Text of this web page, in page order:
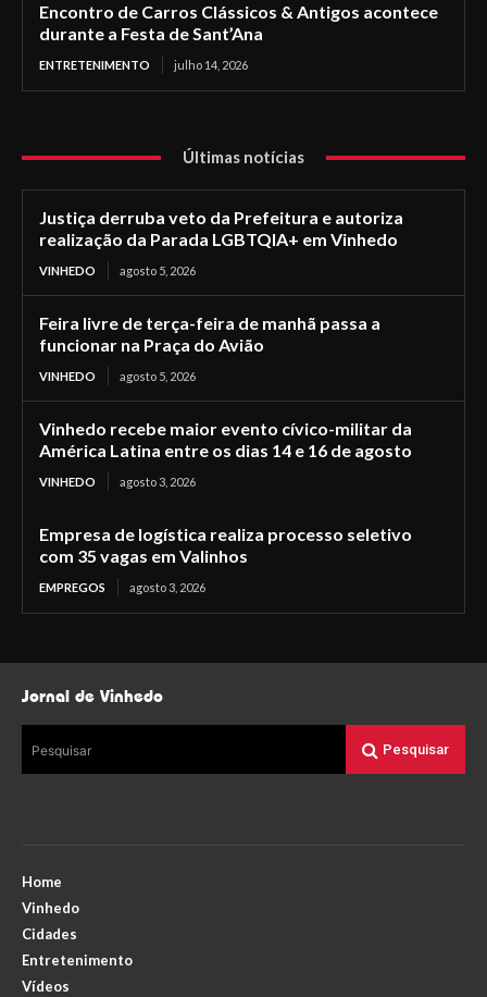
Encontro de Carros Clássicos & Antigos acontece
durante a Festa de Sant’Ana
ENTRETENIMENTO julho 14, 2026
Últimas notícias
Justiça derruba veto da Prefeitura e autoriza
realização da Parada LGBTQIA+ em Vinhedo
VINHEDO agosto 5, 2026
Feira livre de terça-feira de manhã passa a
funcionar na Praça do Avião
VINHEDO agosto 5, 2026
Vinhedo recebe maior evento cívico-militar da
América Latina entre os dias 14 e 16 de agosto
VINHEDO agosto 3, 2026
Empresa de logística realiza processo seletivo
com 35 vagas em Valinhos
EMPREGOS agosto 3, 2026
Jornal de Vinhedo
Pesquisar Pesquisar
Home
Vinhedo
Cidades
Entretenimento
Vídeos